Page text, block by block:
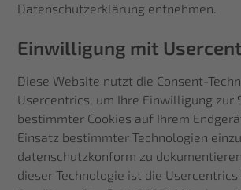
Datenschutzerklärung entnehmen.
Einwilligung mit
Diese Website nutzt die Consent-
Usercentrics, um Ihre Einwilligung zur
bestimmter Cookies auf Ihrem
Einsatz bestimmter Technologien
datenschutzkonform zu
dieser Technologie ist die Usercentrics